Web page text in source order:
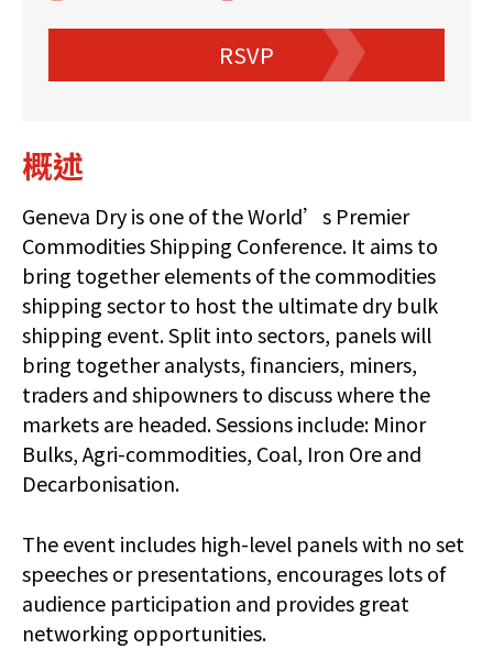
RSVP
概述
Geneva Dry is one of the World’s Premier
Commodities Shipping Conference. It aims to
bring together elements of the commodities
shipping sector to host the ultimate dry bulk
shipping event. Split into sectors, panels will
bring together analysts, financiers, miners,
traders and shipowners to discuss where the
markets are headed. Sessions include: Minor
Bulks, Agri-commodities, Coal, Iron Ore and
Decarbonisation.
The event includes high-level panels with no set
speeches or presentations, encourages lots of
audience participation and provides great
networking opportunities.